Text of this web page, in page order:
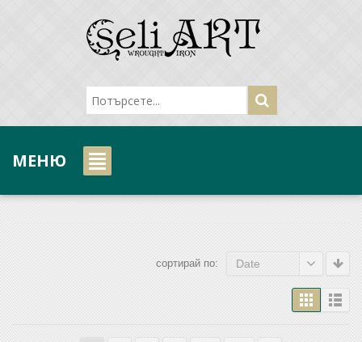
МЕНЮ
сортирай по: Date